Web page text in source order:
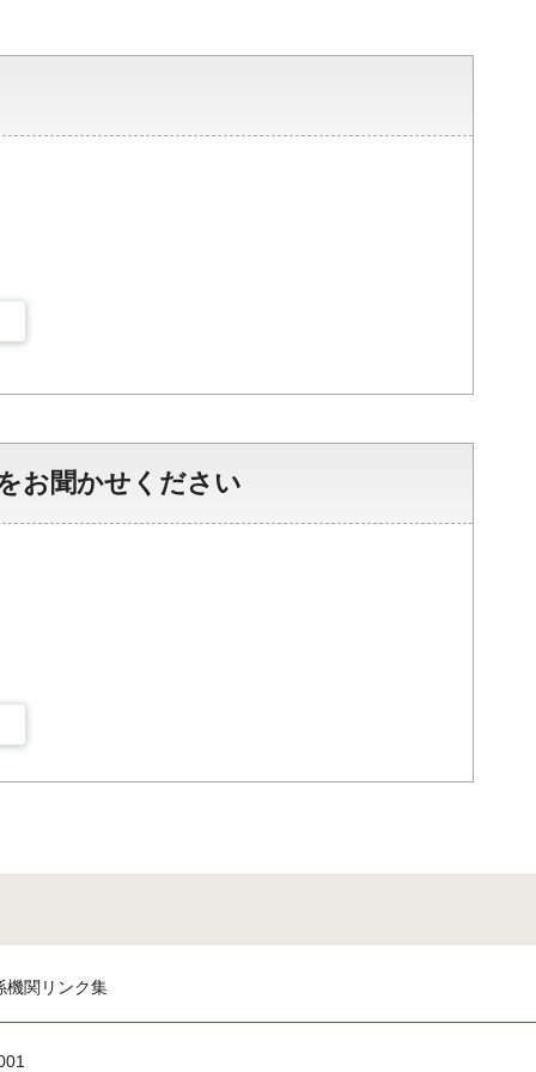
お聞かせください
機関リンク集